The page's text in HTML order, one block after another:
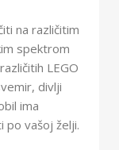
na različitim
spektrom
LEGO
divlji
ima
po vašoj želji.